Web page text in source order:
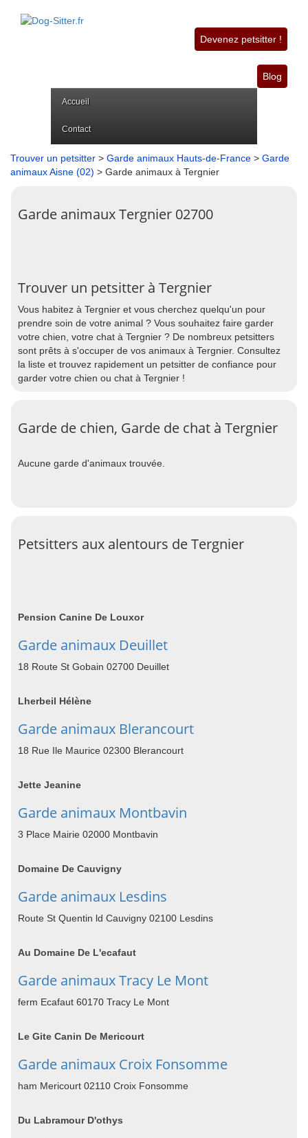
Devenez petsitter !
Blog
Accueil
Contact
Trouver un petsitter > Garde animaux Hauts-de-France > Garde
animaux Aisne (02) > Garde animaux à Tergnier
Garde animaux Tergnier 02700
Trouver un petsitter à Tergnier
Vous habitez à Tergnier et vous cherchez quelqu'un pour
prendre soin de votre animal ? Vous souhaitez faire garder
votre chien, votre chat à Tergnier ? De nombreux petsitters
sont prêts à s'occuper de vos animaux à Tergnier. Consultez
la liste et trouvez rapidement un petsitter de confiance pour
garder votre chien ou chat à Tergnier !
Garde de chien, Garde de chat à Tergnier
Aucune garde d'animaux trouvée.
Petsitters aux alentours de Tergnier
Pension Canine De Louxor
Garde animaux Deuillet
18 Route St Gobain 02700 Deuillet
Lherbeil Hélène
Garde animaux Blerancourt
18 Rue Ile Maurice 02300 Blerancourt
Jette Jeanine
Garde animaux Montbavin
3 Place Mairie 02000 Montbavin
Domaine De Cauvigny
Garde animaux Lesdins
Route St Quentin ld Cauvigny 02100 Lesdins
Au Domaine De L'ecafaut
Garde animaux Tracy Le Mont
ferm Ecafaut 60170 Tracy Le Mont
Le Gite Canin De Mericourt
Garde animaux Croix Fonsomme
ham Mericourt 02110 Croix Fonsomme
Du Labramour D'othys